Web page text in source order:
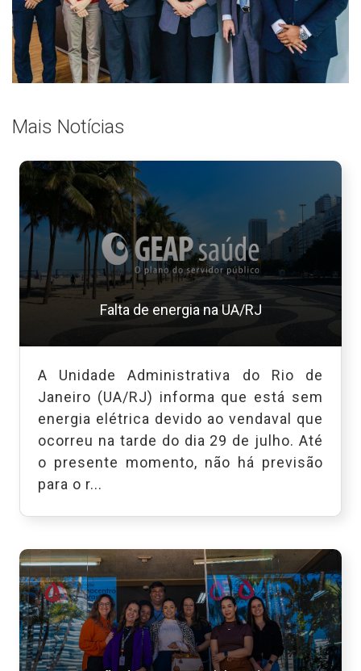
Mais Notícias
Falta de energia na UA/RJ
A Unidade Administrativa do Rio de
Janeiro (UA/RJ) informa que está sem
energia elétrica devido ao vendaval que
ocorreu na tarde do dia 29 de julho. Até
o presente momento, não há previsão
para o r...